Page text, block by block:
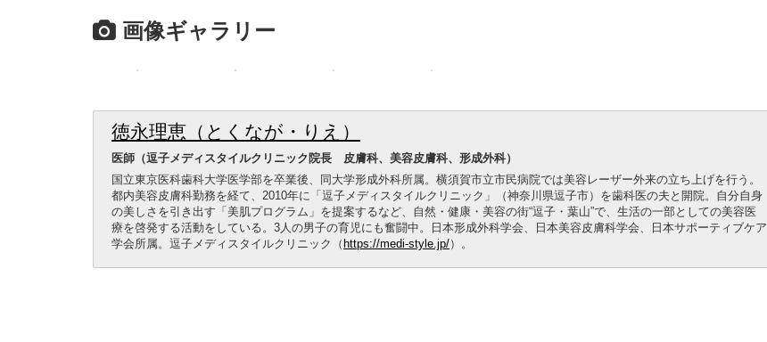
画像ギャラリー
徳永理恵（とくなが・りえ）
医師（逗子メディスタイルクリニック院長 皮膚科、美容皮膚科、形成外科）
国立東京医科歯科大学医学部を卒業後、同大学形成外科所属。横須賀市立市民病院では美容レーザー外来の立ち上げを行う。
都内美容皮膚科勤務を経て、2010年に「逗子メディスタイルクリニック」（神奈川県逗子市）を歯科医の夫と開院。自分自身
の美しさを引き出す「美肌プログラム」を提案するなど、自然・健康・美容の街“逗子・葉山”で、生活の一部としての美容医
療を啓発する活動をしている。3人の男子の育児にも奮闘中。日本形成外科学会、日本美容皮膚科学会、日本サポーティブケア
学会所属。逗子メディスタイルクリニック（ https://medi-style.jp/）。